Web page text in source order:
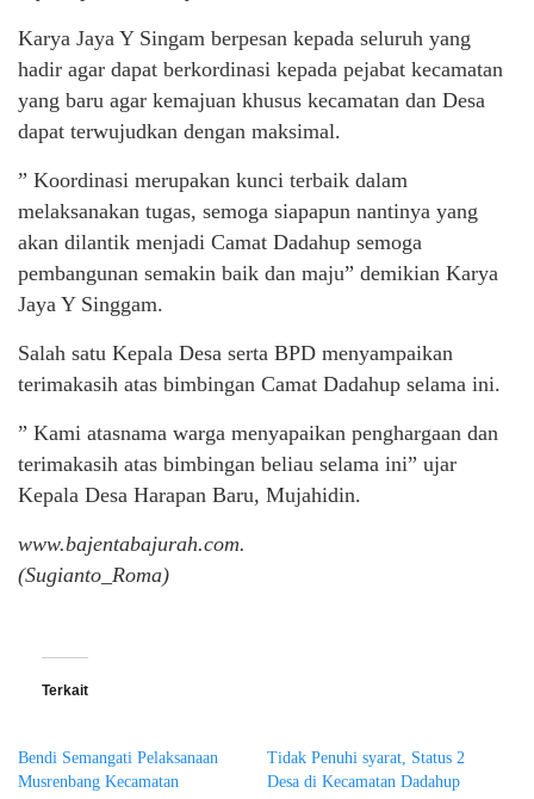
Karya Jaya Y Singam berpesan kepada seluruh yang
hadir agar dapat berkordinasi kepada pejabat kecamatan
yang baru agar kemajuan khusus kecamatan dan Desa
dapat terwujudkan dengan maksimal.
” Koordinasi merupakan kunci terbaik dalam
melaksanakan tugas, semoga siapapun nantinya yang
akan dilantik menjadi Camat Dadahup semoga
pembangunan semakin baik dan maju” demikian Karya
Jaya Y Singgam.
Salah satu Kepala Desa serta BPD menyampaikan
terimakasih atas bimbingan Camat Dadahup selama ini.
” Kami atasnama warga menyapaikan penghargaan dan
terimakasih atas bimbingan beliau selama ini” ujar
Kepala Desa Harapan Baru, Mujahidin.
www.bajentabajurah.com.
(Sugianto_Roma)
Terkait
Bendi Semangati Pelaksanaan
Musrenbang Kecamatan
Tidak Penuhi syarat, Status 2
Desa di Kecamatan Dadahup